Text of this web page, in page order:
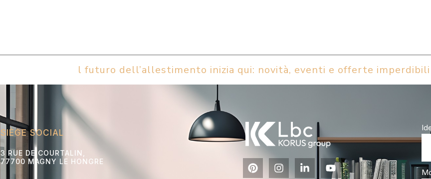
l futuro dell’allestimento inizia qui: novità, eventi e offerte
SIÈGE SOCIAL
3 RUE DE COURTALIN,
77700 MAGNY LE HONGRE